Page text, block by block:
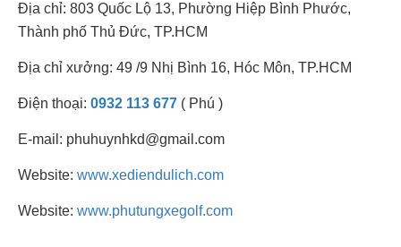
Địa chỉ: 803 Quốc Lộ 13, Phường Hiệp Bình Phước,
Thành phố Thủ Đức, TP.HCM
Địa chỉ xưởng: 49 /9 Nhị Bình 16, Hóc Môn, TP.HCM
Điện thoại: 0932 113 677 ( Phú )
E-mail: phuhuynhkd@gmail.com
Website: www.xediendulich.com
Website: www.phutungxegolf.com